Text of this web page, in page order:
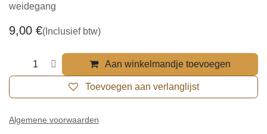
weidegang
9,00 €(Inclusief btw)
Aan winkelmandje toevoegen
Toevoegen aan verlanglijst
Algemene voorwaarden